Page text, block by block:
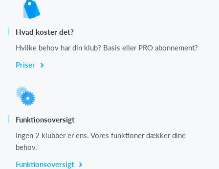
Hvad koster det?
Hvilke behov har din klub? Basis eller PRO abonnement?
Priser
Funktionsoversigt
Ingen 2 klubber er ens. Vores funktioner dækker dine
behov.
Funktionsoversigt